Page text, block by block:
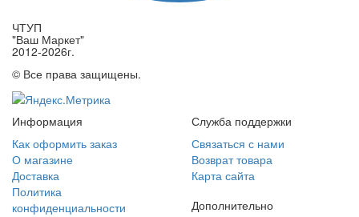
ЧТУП
"Ваш Маркет"
2012-2026г.
© Все права защищены.
Информация
Как оформить заказ
О магазине
Доставка
Политика
конфиденциальности
Служба поддержки
Связаться с нами
Возврат товара
Карта сайта
Дополнительно